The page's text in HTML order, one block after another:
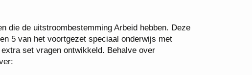
die de uitstroombestemming Arbeid hebben. Deze
5 van het voortgezet speciaal onderwijs met
set vragen ontwikkeld. Behalve over